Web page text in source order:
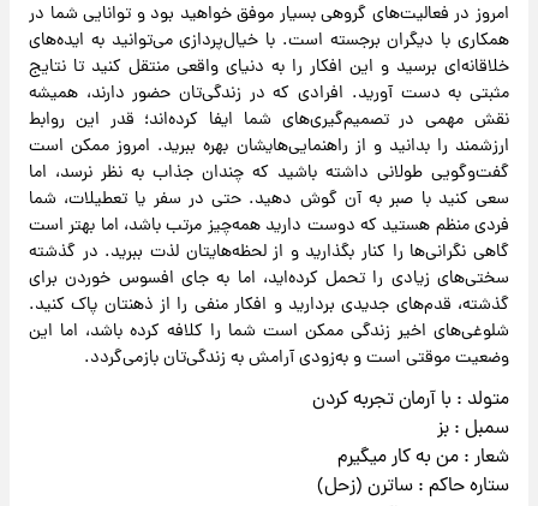
امروز در فعالیت‌های گروهی بسیار موفق خواهید بود و توانایی شما در
همکاری با دیگران برجسته است. با خیال‌پردازی می‌توانید به ایده‌های
خلاقانه‌ای برسید و این افکار را به دنیای واقعی منتقل کنید تا نتایج
مثبتی به دست آورید. افرادی که در زندگی‌تان حضور دارند، همیشه
نقش مهمی در تصمیم‌گیری‌های شما ایفا کرده‌اند؛ قدر این روابط
ارزشمند را بدانید و از راهنمایی‌هایشان بهره ببرید. امروز ممکن است
گفت‌وگویی طولانی داشته باشید که چندان جذاب به نظر نرسد، اما
سعی کنید با صبر به آن گوش دهید. حتی در سفر یا تعطیلات، شما
فردی منظم هستید که دوست دارید همه‌چیز مرتب باشد، اما بهتر است
گاهی نگرانی‌ها را کنار بگذارید و از لحظه‌هایتان لذت ببرید. در گذشته
سختی‌های زیادی را تحمل کرده‌اید، اما به جای افسوس خوردن برای
گذشته، قدم‌های جدیدی بردارید و افکار منفی را از ذهنتان پاک کنید.
شلوغی‌های اخیر زندگی ممکن است شما را کلافه کرده باشد، اما این
وضعیت موقتی است و به‌زودی آرامش به زندگی‌تان بازمی‌گردد.
متولد : با آرمان تجربه کردن
سمبل : بز
شعار : من به کار میگیرم
ستاره حاکم : ساترن (زحل)